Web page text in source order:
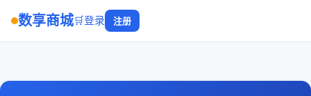
数享商城🛒登录 注册